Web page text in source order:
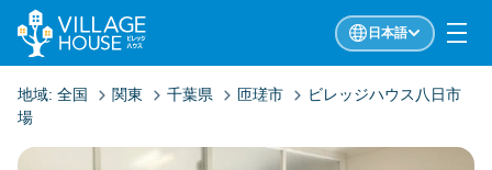
日本語
地域: 全国 関東 千葉県 匝瑳市
ビレッジハウス八日市
場